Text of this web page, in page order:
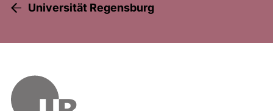
Universität Regensburg